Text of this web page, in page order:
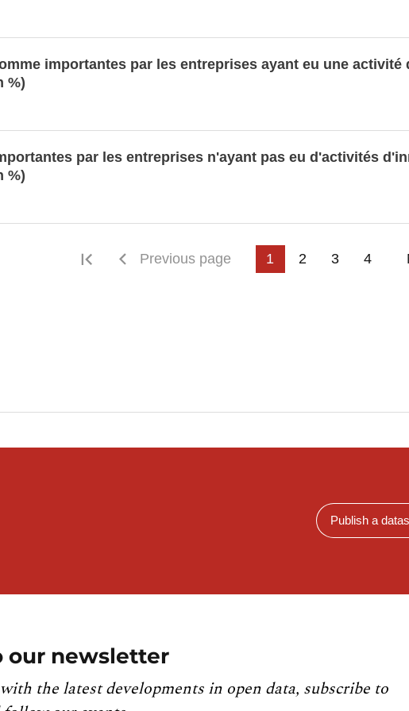
importantes par les entreprises ayant eu une
%)
par les entreprises n'ayant pas eu d'activités
%)
First pagePrevious page 1 2 3 4
Publish a
our newsletter
the latest developments in open data, subscribe to